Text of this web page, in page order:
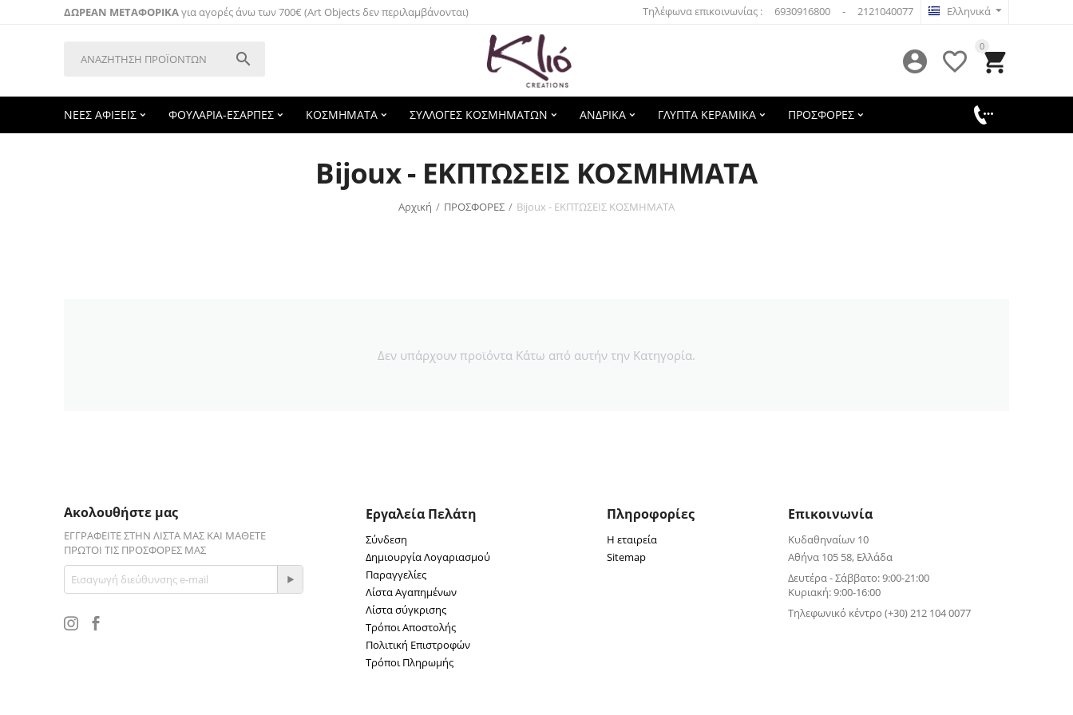
ΔΩΡΕΑΝ ΜΕΤΑΦΟΡΙΚΑγια αγορές άνω των 700€ (Art Objects δεν περιλαμβάνονται) Ελληνικά
Τηλέφωνα επικοινωνίας : 6930916800 - 2121040077

0



ΝΕΕΣ ΑΦΙΞΕΙΣ ΦΟΥΛΑΡΙΑ-ΕΣΑΡΠΕΣ ΚΟΣΜΗΜΑΤΑ ΣΥΛΛΟΓΕΣ ΚΟΣΜΗΜΑΤΩΝ ΑΝΔΡΙΚΑ ΓΛΥΠΤΑ ΚΕΡΑΜΙΚΑ ΠΡΟΣΦΟΡΕΣ
Bijoux - ΕΚΠΤΩΣΕΙΣ ΚΟΣΜΗΜΑΤΑ
Αρχική / ΠΡΟΣΦΟΡΕΣ / Bijoux - ΕΚΠΤΩΣΕΙΣ ΚΟΣΜΗΜΑΤΑ
Δεν υπάρχουν προϊόντα Κάτω από αυτήν την Κατηγορία.
Ακολουθήστε μας
ΕΓΓΡΑΦΕΊΤΕ ΣΤΗΝ ΛΊΣΤΑ ΜΑΣ ΚΑΙ ΜΆΘΕΤΕ
ΠΡΏΤΟΙ ΤΙΣ ΠΡΟΣΦΟΡΈΣ ΜΑΣ
Εργαλεία Πελάτη
Σύνδεση
Δημιουργία Λογαριασμού
Παραγγελίες
Λίστα Αγαπημένων
Λίστα σύγκρισης
Τρόποι Αποστολής
Πολιτική Επιστροφών
Τρόποι Πληρωμής
Πληροφορίες
Η εταιρεία
Sitemap
Επικοινωνία
Κυδαθηναίων 10
Αθήνα 105 58, Ελλάδα
Δευτέρα - Σάββατο: 9:00-21:00
Κυριακή: 9:00-16:00
Τηλεφωνικό κέντρο (+30) 212 104 0077